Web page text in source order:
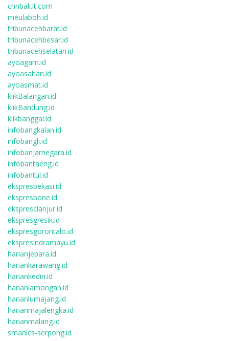
cnnbali.it.com
meulaboh.id
tribunacehbarat.id
tribunacehbesar.id
tribunacehselatan.id
ayoagam.id
ayoasahan.id
ayoasmat.id
klikBalangan.id
klikBandung.id
klikbanggai.id
infobangkalan.id
infobangli.id
infobanjarnegara.id
infobantaeng.id
infobantul.id
ekspresbekasi.id
ekspresbone.id
eksprescianjur.id
ekspresgresik.id
ekspresgorontalo.id
ekspresindramayu.id
harianjepara.id
hariankarawang.id
hariankediri.id
harianlamongan.id
harianlumajang.id
harianmajalengka.id
harianmalang.id
smanics-serpong.id